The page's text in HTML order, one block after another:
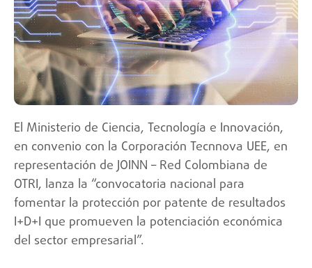
El Ministerio de Ciencia, Tecnología e Innovación,
en convenio con la Corporación Tecnnova UEE, en
representación de JOINN – Red Colombiana de
OTRI, lanza la “convocatoria nacional para
fomentar la protección por patente de resultados
I+D+I que promueven la potenciación económica
del sector empresarial”.